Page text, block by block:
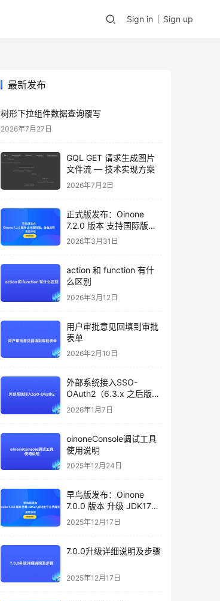
Sign in Sign up
最新发布
树形下拉组件数据查询覆写
2026年7月27日
GQL GET 请求生成图片
文件流 — 技术实现方案
2026年7月2日
正式版发布：Oinone
7.2.0 版本 支持国际版，
自由选购，邀您体验
2026年3月31日
action 和 function 有什
么区别
2026年3月12日
用户审批意见回填到审批
表单
2026年2月10日
外部系统接入SSO-
OAuth2（6.3.x 之后版本
支持）
2026年1月7日
oinoneConsole调试工具
使用说明
2025年12月24日
早鸟版发布：Oinone
7.0.0 版本 升级 JDK17，
优化全平台界面交互，邀
您体验
2025年12月17日
7.0.0升级详细说明及步骤
2025年12月17日